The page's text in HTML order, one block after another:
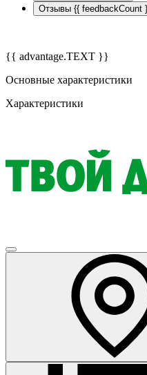
Отзывы {{ feedbackCount
{{ advantage.TEXT }}
Основные характеристики
Характеристики